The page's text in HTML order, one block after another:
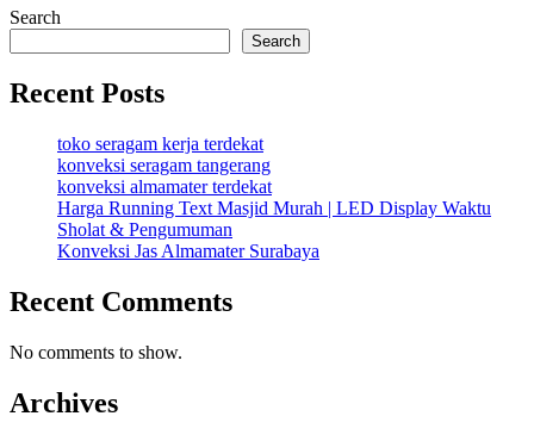
Search
Search
Recent Posts
toko seragam kerja terdekat
konveksi seragam tangerang
konveksi almamater terdekat
Harga Running Text Masjid Murah | LED Display Waktu
Sholat & Pengumuman
Konveksi Jas Almamater Surabaya
Recent Comments
No comments to show.
Archives